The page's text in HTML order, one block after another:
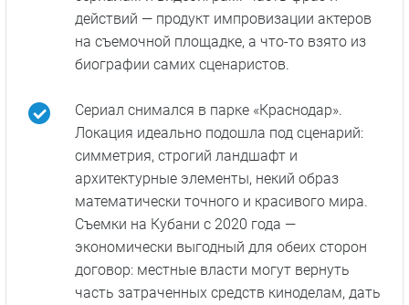
действий — продукт импровизации актеров
на съемочной площадке, а что-то взято из
биографии самих сценаристов.
Сериал снимался в парке «Краснодар».
Локация идеально подошла под сценарий:
симметрия, строгий ландшафт и
архитектурные элементы, некий образ
математически точного и красивого мира.
Съемки на Кубани с 2020 года —
экономически выгодный для обеих сторон
договор: местные власти могут вернуть
часть затраченных средств киноделам, дать